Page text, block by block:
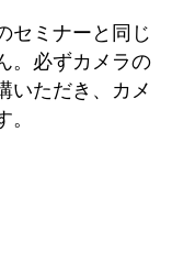
セミナーと同じ
。必ずカメラの
いただき、カメ